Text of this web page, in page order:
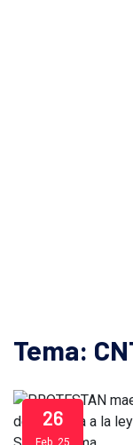
Tema:
26
Feb, 25